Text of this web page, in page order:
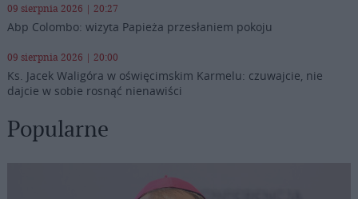
09 sierpnia 2026 | 20:27
Abp Colombo: wizyta Papieża przesłaniem pokoju
09 sierpnia 2026 | 20:00
Ks. Jacek Waligóra w oświęcimskim Karmelu: czuwajcie, nie
dajcie w sobie rosnąć nienawiści
Popularne